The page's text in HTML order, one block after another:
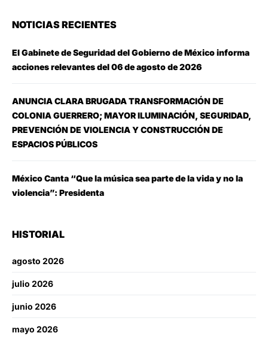
NOTICIAS RECIENTES
El Gabinete de Seguridad del Gobierno de México informa
acciones relevantes del 06 de agosto de 2026
ANUNCIA CLARA BRUGADA TRANSFORMACIÓN DE
COLONIA GUERRERO; MAYOR ILUMINACIÓN, SEGURIDAD,
PREVENCIÓN DE VIOLENCIA Y CONSTRUCCIÓN DE
ESPACIOS PÚBLICOS
México Canta “Que la música sea parte de la vida y no la
violencia”: Presidenta
HISTORIAL
agosto 2026
julio 2026
junio 2026
mayo 2026